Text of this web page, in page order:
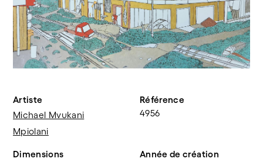
Artiste
Michael Mvukani
Mpiolani
Référence
4956
Dimensions
Année de création